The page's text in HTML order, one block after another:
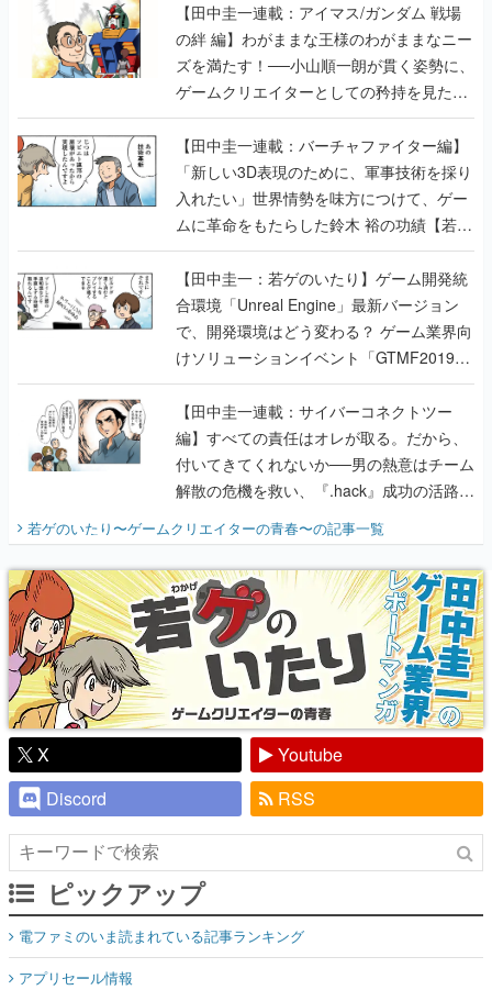
【田中圭一連載：アイマス/ガンダム 戦場
の絆 編】わがままな王様のわがままなニー
ズを満たす！──小山順一朗が貫く姿勢に、
ゲームクリエイターとしての矜持を見た
【若ゲのいたり最終回】
【田中圭一連載：バーチャファイター編】
「新しい3D表現のために、軍事技術を採り
入れたい」世界情勢を味方につけて、ゲー
ムに革命をもたらした鈴木 裕の功績【若ゲ
のいたり】
【田中圭一：若ゲのいたり】ゲーム開発統
合環境「Unreal Engine」最新バージョン
で、開発環境はどう変わる？ ゲーム業界向
けソリューションイベント「GTMF2019」
に行って、より理解を深めよう【PR】
【田中圭一連載：サイバーコネクトツー
編】すべての責任はオレが取る。だから、
付いてきてくれないか──男の熱意はチーム
解散の危機を救い、『.hack』成功の活路を
開く。業界の快男児・松山 洋に流れる血は
『少年ジャンプ』色だった【若ゲのいた
り】
若ゲのいたり〜ゲームクリエイターの青春〜の記事一覧
X
Youtube
Discord
RSS
ピックアップ
電ファミのいま読まれている記事ランキング
アプリセール情報